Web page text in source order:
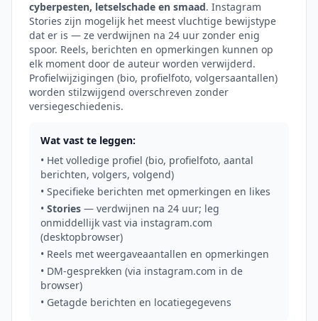
cyberpesten, letselschade en smaad. Instagram
Stories zijn mogelijk het meest vluchtige bewijstype
dat er is — ze verdwijnen na 24 uur zonder enig
spoor. Reels, berichten en opmerkingen kunnen op
elk moment door de auteur worden verwijderd.
Profielwijzigingen (bio, profielfoto, volgersaantallen)
worden stilzwijgend overschreven zonder
versiegeschiedenis.
Wat vast te leggen:
• Het volledige profiel (bio, profielfoto, aantal
berichten, volgers, volgend)
• Specifieke berichten met opmerkingen en likes
• Stories — verdwijnen na 24 uur; leg
onmiddellijk vast via instagram.com
(desktopbrowser)
• Reels met weergaveaantallen en opmerkingen
• DM-gesprekken (via instagram.com in de
browser)
• Getagde berichten en locatiegegevens